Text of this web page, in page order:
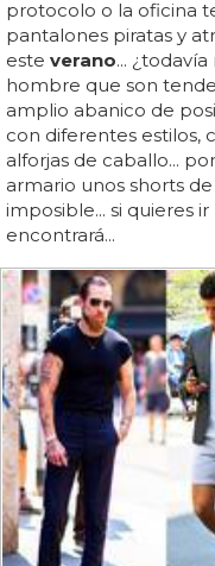
protocolo o la oficina
pantalones piratas y
este verano...
hombre que son
amplio abanico de
con diferentes estilos,
alforjas de caballo...
armario unos shorts
imposible... si quieres
encontrará...